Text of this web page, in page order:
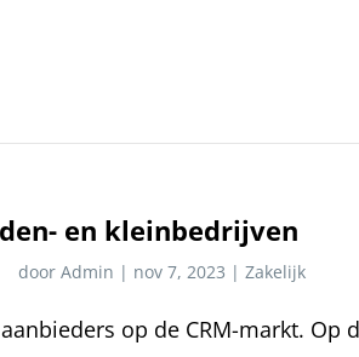
en kleinbedrijven
door Admin | nov 7, 2023 | Zakelijk
op de CRM-markt. Op